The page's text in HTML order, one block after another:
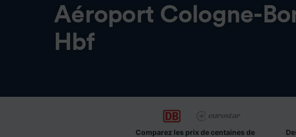
Aéroport Cologne-
Hbf
Comparez les prix de centaines de